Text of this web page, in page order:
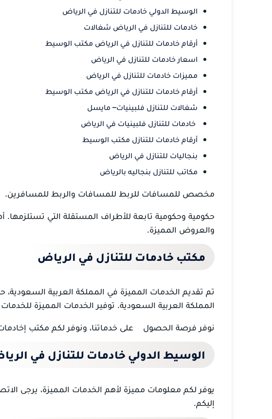
الوسيط الدولي خادمات للتنازل في الرياض
خادمات للتنازل في الرياض شغالات
أرقام خادمات للتنازل في الرياض مكتب الوسيط
اسعار خادمات للتنازل في الرياض
مميزات خادمات للتنازل في الرياض
أرقام خادمات للتنازل في الرياض مكتب الوسيط
شغالات للتنازل فلبينيات– مايسل
خادمات للتنازل فلبينيات في الرياض
أرقام خادمات للتنازل مكتب الوسيط
بنجاليات للتنازل في الرياض
مكاتب للتنازل بنجاليه بالرياض
مخصص للمسافات للربط للمسافات والربط للمسافرين.
حكومية وحكومية تابعة للأطراف المستقلة التي تستلزمها.
والعروض المميزة.
مكتب خادمات للتنازل في الرياض
تم تقديم الخدمات المميزة في المملكة العربية
المملكة العربية السعودية. توفير الخدمات المميزة
نوفر فرصة الحصول على خدماتنا، ونوفر لكم مكتب
الوسيط الدولي خادمات للتنازل في
يوفر لكم معلومات مميزة لأهم الخدمات المميزة، يرجى
إليكم.